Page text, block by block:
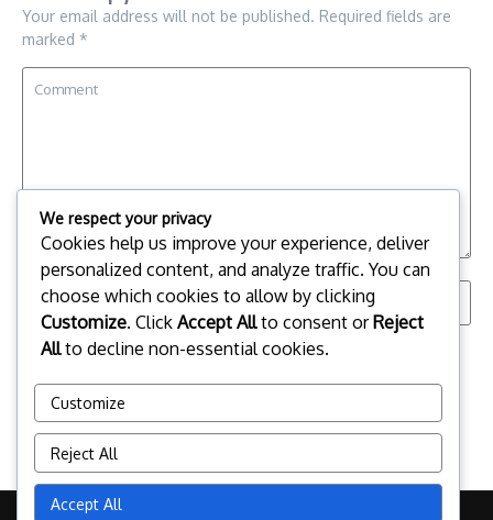
Your email address will not be published. Required fields are
marked *
Save my name, email, and website in this browser for the
We respect your privacy
Cookies help us improve your experience, deliver
personalized content, and analyze traffic. You can
choose which cookies to allow by clicking
Customize. Click Accept Allto consent orReject
Allto decline non-essential cookies.
Customize
Reject All
Accept All